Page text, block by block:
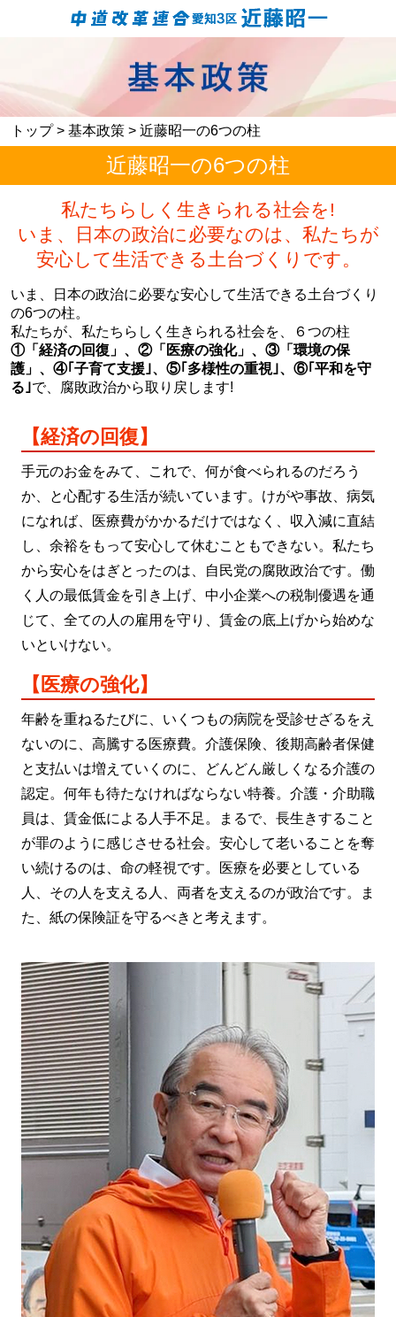
トップ> 基本政策 > 近藤昭一の6つの柱
近藤昭一の6つの柱
私たちらしく生きられる社会を!
いま、日本の政治に必要なのは、私たちが
安心して生活できる土台づくりです。
いま、日本の政治に必要な安心して生活できる土台づくり
の6つの柱。
私たちが、私たちらしく生きられる社会を、６つの柱
①「経済の回復」、②「医療の強化」、③「環境の保
護」、④｢子育て支援｣、⑤｢多様性の重視｣、⑥｢平和を守
る｣で、腐敗政治から取り戻します!
【経済の回復】
手元のお金をみて、これで、何が食べられるのだろう
か、と心配する生活が続いています。けがや事故、病気
になれば、医療費がかかるだけではなく、収入減に直結
し、余裕をもって安心して休むこともできない。私たち
から安心をはぎとったのは、自民党の腐敗政治です。働
く人の最低賃金を引き上げ、中小企業への税制優遇を通
じて、全ての人の雇用を守り、賃金の底上げから始めな
いといけない。
【医療の強化】
年齢を重ねるたびに、いくつもの病院を受診せざるをえ
ないのに、高騰する医療費。介護保険、後期高齢者保健
と支払いは増えていくのに、どんどん厳しくなる介護の
認定。何年も待たなければならない特養。介護・介助職
員は、賃金低による人手不足。まるで、長生きすること
が罪のように感じさせる社会。安心して老いることを奪
い続けるのは、命の軽視です。医療を必要としている
人、その人を支える人、両者を支えるのが政治です。ま
た、紙の保険証を守るべきと考えます。